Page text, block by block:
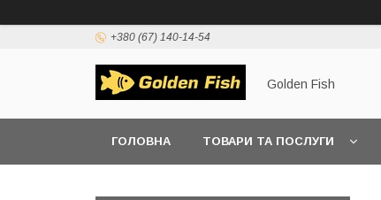
+380 (67) 140-14-54
Golden Fish
ГОЛОВНА ТОВАРИ ТА ПОСЛУГИ